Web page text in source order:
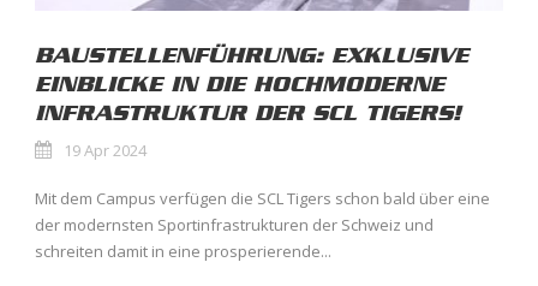
BAUSTELLENFÜHRUNG: EXKLUSIVE
EINBLICKE IN DIE HOCHMODERNE
INFRASTRUKTUR DER SCL TIGERS!
19 Apr 2024
Mit dem Campus verfügen die SCL Tigers schon bald über eine
der modernsten Sportinfrastrukturen der Schweiz und
schreiten damit in eine prosperierende...